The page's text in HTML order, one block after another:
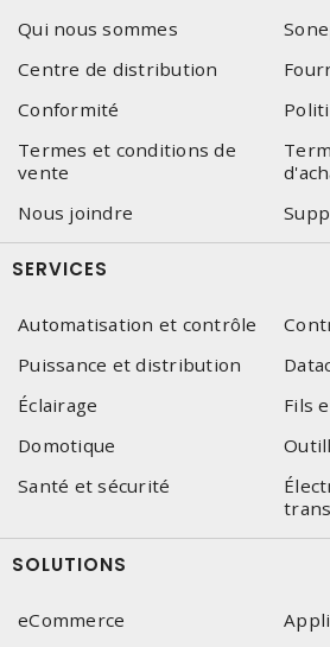
Qui nous sommes
Centre de distribution
Conformité
Termes et conditions de
vente
Nous joindre
SERVICES
Automatisation et contrôle
Puissance et distribution
Éclairage
Fils
Domotique
Santé et sécurité
SOLUTIONS
eCommerce